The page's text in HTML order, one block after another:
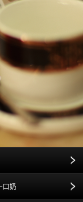
口奶